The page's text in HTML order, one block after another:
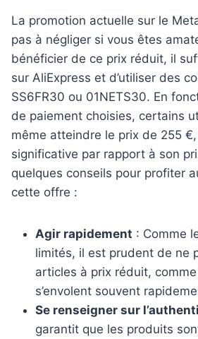
La promotion actuelle sur le
pas à négliger si vous êtes
bénéficier de ce prix réduit, il
sur AliExpress et d’utiliser des
SS6FR30 ou 01NETS30. En
de paiement choisies, certains
même atteindre le prix de 255
significative par rapport à son
quelques conseils pour profiter
cette offre :
Agir rapidement : Comme
limités, il est prudent de ne
articles à prix réduit,
s’envolent souvent
Se renseigner sur
garantit que les produits